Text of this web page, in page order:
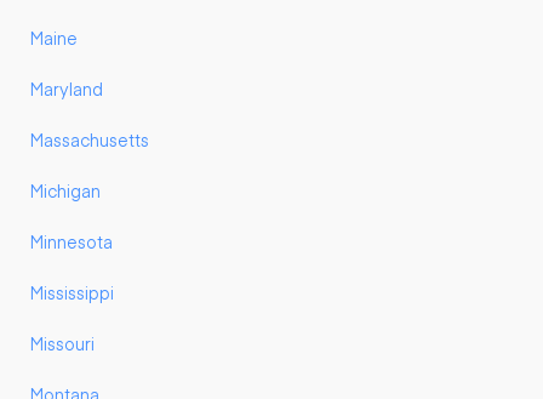
Maine
Maryland
Massachusetts
Michigan
Minnesota
Mississippi
Missouri
Montana